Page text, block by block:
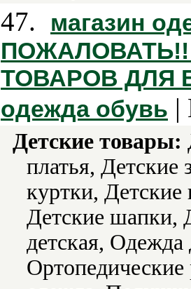
47.
магазин
ТОВАРОВ ДЛЯ
одежда обувь |
Детские товары:
платья,
куртки, Детские
Детские шапки,
детская,